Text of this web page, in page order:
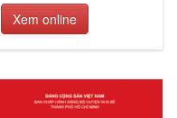
Xem online